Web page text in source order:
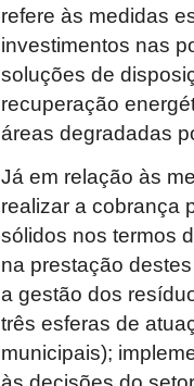
refere às medidas
investimentos nas
soluções de
recuperação
áreas degradadas
Já em relação às
realizar a cobrança
sólidos nos termos
na prestação
a gestão dos
três esferas de
municipais);